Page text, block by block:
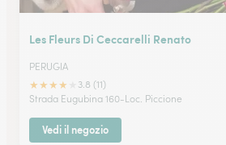
Les Fleurs Di Ceccarelli Renato
PERUGIA
★★★★
3.8 (11)
Strada Eugubina 160-Loc. Piccione
Vedi il negozio